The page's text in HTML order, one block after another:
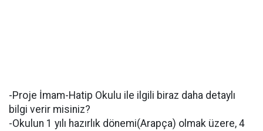
-Proje İmam-Hatip Okulu ile ilgili biraz daha detaylı
bilgi verir misiniz?
-Okulun 1 yılı hazırlık dönemi(Arapça) olmak üzere, 4